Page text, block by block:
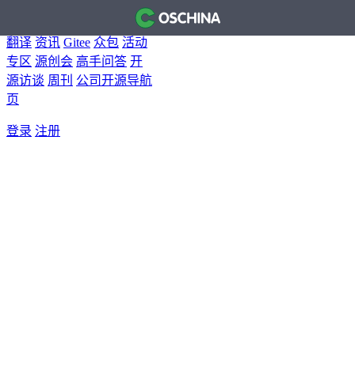
博客
翻译 资讯 Gitee 众包 活动
专区 源创会 高手问答 开
源访谈 周刊 公司开源导航
页
登录 注册